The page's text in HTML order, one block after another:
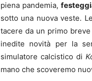
piena pandemia,
sotto una nuova veste.
tacere da un primo
inedite novità per la
simulatore calcistico di
mano che scoveremo